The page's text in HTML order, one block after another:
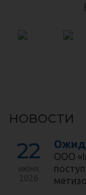
НОВОСТИ
22
ООО